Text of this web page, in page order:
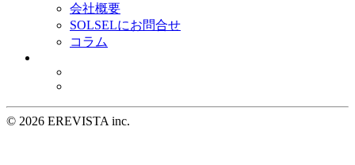
会社概要
SOLSELにお問合せ
コラム
© 2026 EREVISTA inc.